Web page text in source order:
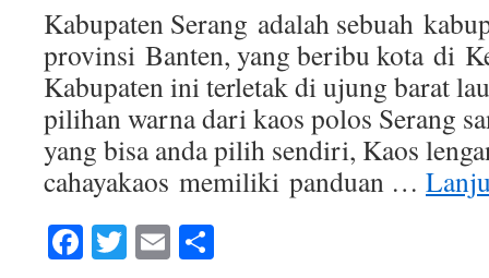
Kabupaten Serang adalah sebuah
provinsi Banten, yang beribu kota di
Kabupaten ini terletak di ujung barat
pilihan warna dari kaos polos Serang
yang bisa anda pilih sendiri, Kaos
cahayakaos memiliki panduan …
Facebook
Twitter
Email